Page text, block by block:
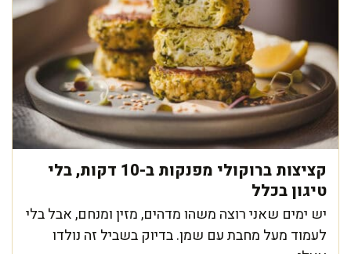
קציצות ברוקולי מפנקות ב-10 דקות, בלי
טיגון בכלל
יש ימים שאני רוצה משהו מדהים, מזין ומנחם, אבל בלי
לעמוד מעל מחבת עם שמן. בדיוק בשביל זה נולדו